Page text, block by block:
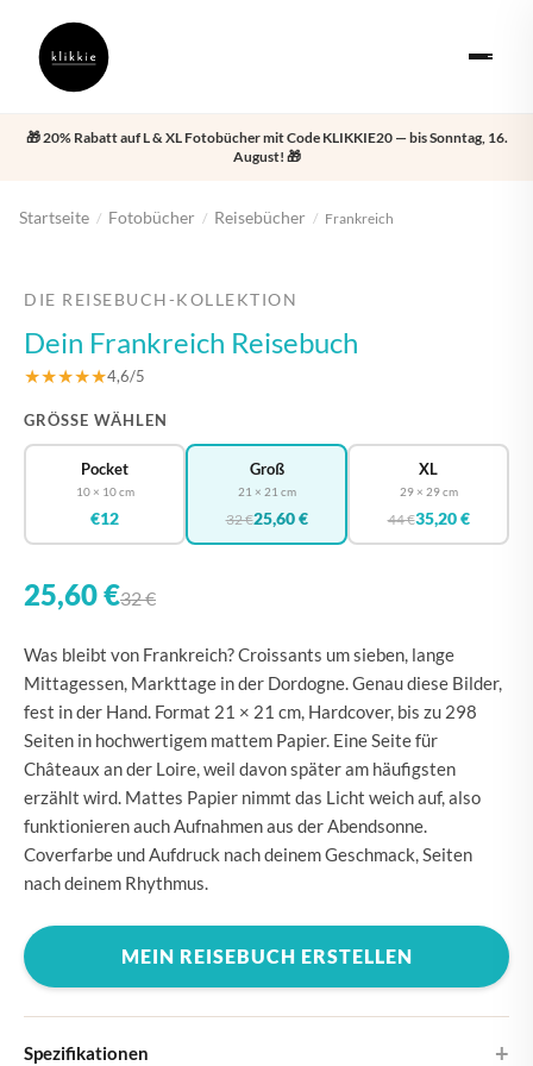
🎁 20% Rabatt auf L & XL Fotobücher mit Code KLIKKIE20 — bis Sonntag, 16.
August! 🎁
Startseite / Fotobücher / Reisebücher / Frankreich
DIE REISEBUCH-KOLLEKTION
Dein Frankreich Reisebuch
★★★★★4,6/5
GRÖSSE WÄHLEN
Pocket
10 × 10 cm
€12
Groß
21 × 21 cm
32 €25,60 €
XL
29 × 29 cm
44 €35,20 €
25,60 €32 €
Was bleibt von Frankreich? Croissants um sieben, lange
Mittagessen, Markttage in der Dordogne. Genau diese Bilder,
fest in der Hand. Format 21 × 21 cm, Hardcover, bis zu 298
Seiten in hochwertigem mattem Papier. Eine Seite für
Châteaux an der Loire, weil davon später am häufigsten
erzählt wird. Mattes Papier nimmt das Licht weich auf, also
funktionieren auch Aufnahmen aus der Abendsonne.
Coverfarbe und Aufdruck nach deinem Geschmack, Seiten
nach deinem Rhythmus.
MEIN REISEBUCH ERSTELLEN
Spezifikationen